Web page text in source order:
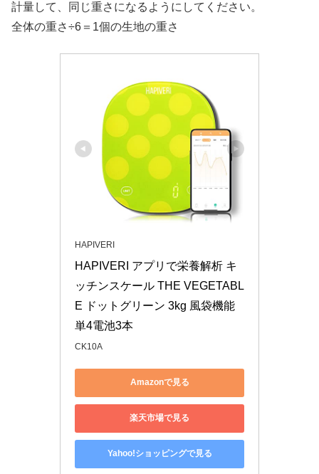
計量して、同じ重さになるようにしてください。
全体の重さ÷6＝1個の生地の重さ
HAPIVERI
HAPIVERI アプリで栄養解析 キ
ッチンスケール THE VEGETABL
E ドットグリーン 3kg 風袋機能
単4電池3本
CK10A
Amazonで見る
楽天市場で見る
Yahoo!ショッピングで見る